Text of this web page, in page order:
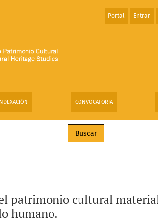
como impulso para el desarrollo
CONVOCATORIA
Portal Entrar
Buscar
patrimonio cultural
humano.